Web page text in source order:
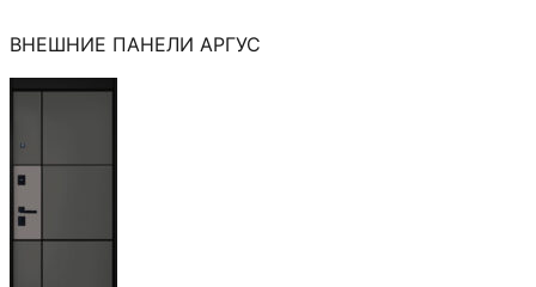
ВНЕШНИЕ ПАНЕЛИ АРГУС